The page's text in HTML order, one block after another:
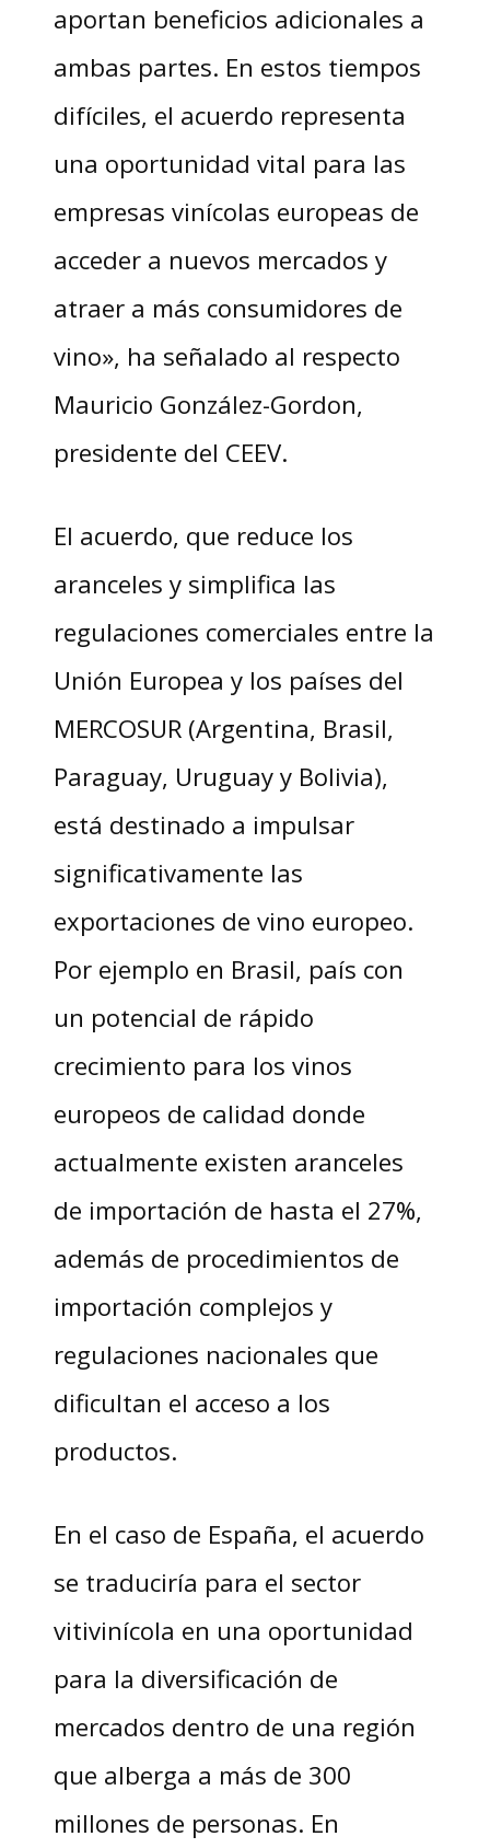
aportan beneficios adicionales a
ambas partes. En estos tiempos
difíciles, el acuerdo representa
una oportunidad vital para las
empresas vinícolas europeas de
acceder a nuevos mercados y
atraer a más consumidores de
vino», ha señalado al respecto
Mauricio González-Gordon,
presidente del CEEV.
El acuerdo, que reduce los
aranceles y simplifica las
regulaciones comerciales entre la
Unión Europea y los países del
MERCOSUR (Argentina, Brasil,
Paraguay, Uruguay y Bolivia),
está destinado a impulsar
significativamente las
exportaciones de vino europeo.
Por ejemplo en Brasil, país con
un potencial de rápido
crecimiento para los vinos
europeos de calidad donde
actualmente existen aranceles
de importación de hasta el 27%,
además de procedimientos de
importación complejos y
regulaciones nacionales que
dificultan el acceso a los
productos.
En el caso de España, el acuerdo
se traduciría para el sector
vitivinícola en una oportunidad
para la diversificación de
mercados dentro de una región
que alberga a más de 300
millones de personas. En